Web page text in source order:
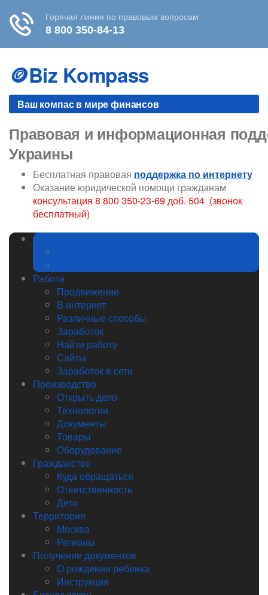
content
🪙Biz Kompass
Ваш компас в мире финансов
Правовая и информационная
Украины
Бесплатная правовая поддержка по интернету
Оказание юридической помощи гражданам
консультация 8 800 350-23-69 доб. 504 (звонок
бесплатный)
Законодательство
Работа
Продвижение
В интернет
Различные способы
Заработок
Найти работу
Сайты
Заработок в сети
Производство
Открыть дело
Технологии
Документы
Товары
Оборудование
Гражданство
Куда обращаться
Ответственность
Дети
Территория
Москва
Регионы
Получение документов
О рождении ребенка
Инструкция